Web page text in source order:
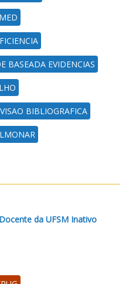
BASEADA EVIDENCIAS
BIBLIOGRAFICA
Docente da UFSM Inativo